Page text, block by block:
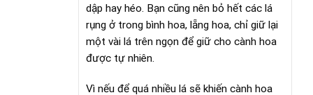
dập hay héo. Bạn cũng nên bỏ hết các lá
rụng ở trong bình hoa, lẵng hoa, chỉ giữ lại
một vài lá trên ngọn để giữ cho cành hoa
được tự nhiên.
Vì nếu để quá nhiều lá sẽ khiến cành hoa